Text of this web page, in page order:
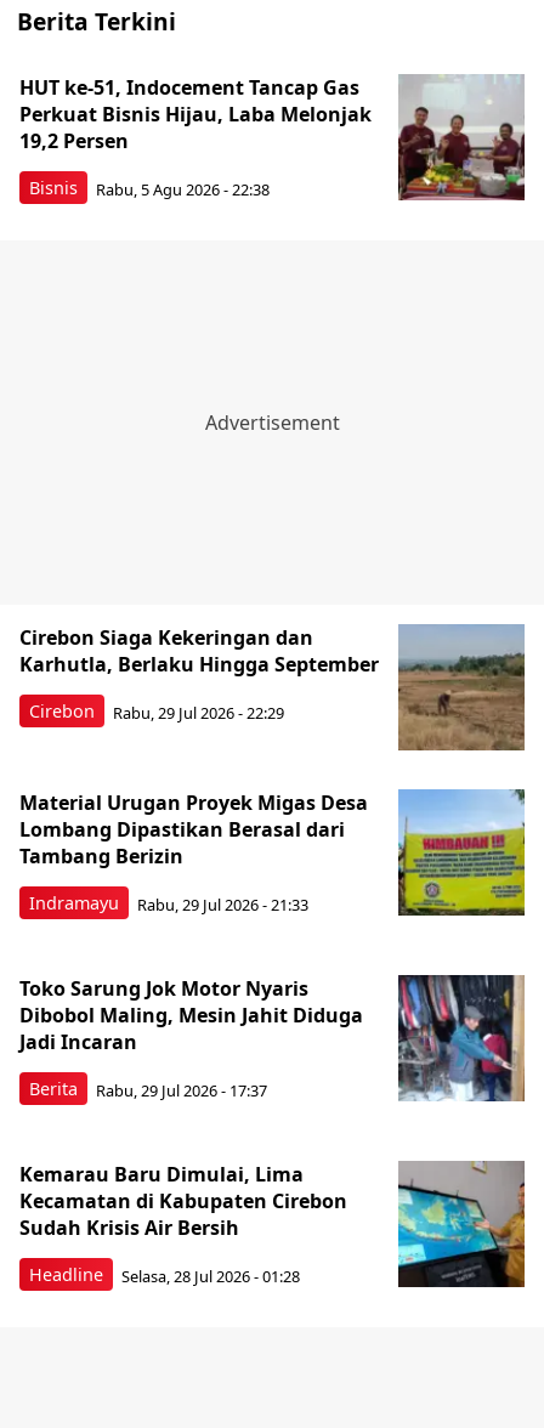
Berita Terkini
Bisnis
HUT ke-51, Indocement Tancap Gas
Perkuat Bisnis Hijau, Laba Melonjak
19,2 Persen
Rabu, 5 Agu 2026 - 22:38
Cirebon
Cirebon Siaga Kekeringan dan
Karhutla, Berlaku Hingga September
Rabu, 29 Jul 2026 - 22:29
Indramayu
Material Urugan Proyek Migas Desa
Lombang Dipastikan Berasal dari
Tambang Berizin
Rabu, 29 Jul 2026 - 21:33
Berita
Toko Sarung Jok Motor Nyaris
Dibobol Maling, Mesin Jahit Diduga
Jadi Incaran
Rabu, 29 Jul 2026 - 17:37
Headline
Kemarau Baru Dimulai, Lima
Kecamatan di Kabupaten Cirebon
Sudah Krisis Air Bersih
Selasa, 28 Jul 2026 - 01:28